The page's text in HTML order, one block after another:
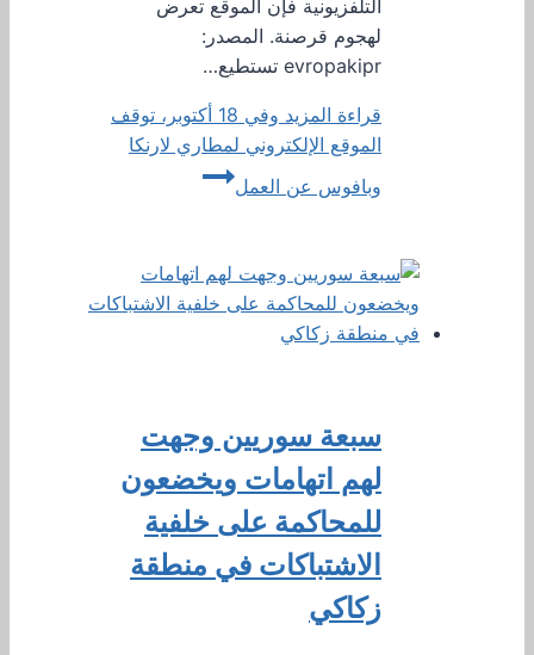
التلفزيونية فإن الموقع تعرض
لهجوم قرصنة. المصدر:
evropakipr تستطيع…
قراءة المزيد
وفي 18 أكتوبر، توقف
الموقع الإلكتروني لمطاري لارنكا
وبافوس عن العمل
سبعة سوريين وجهت
لهم اتهامات ويخضعون
للمحاكمة على خلفية
الاشتباكات في منطقة
زكاكي